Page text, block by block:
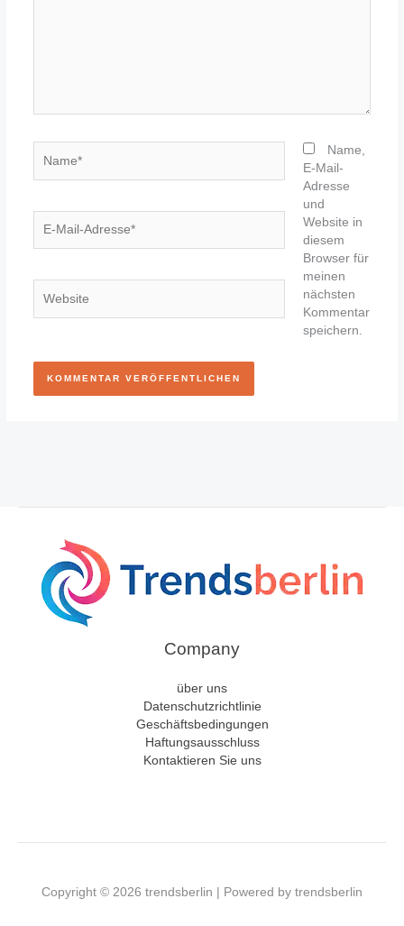
Mail-
Name,
E-Mail-
Adresse
und
Website in
diesem
Browser für
meinen
nächsten
Kommentar
speichern.
Company
über uns
Datenschutzrichtlinie
Geschäftsbedingungen
Haftungsausschluss
Kontaktieren Sie uns
Copyright © 2026 trendsberlin | Powered by trendsberlin